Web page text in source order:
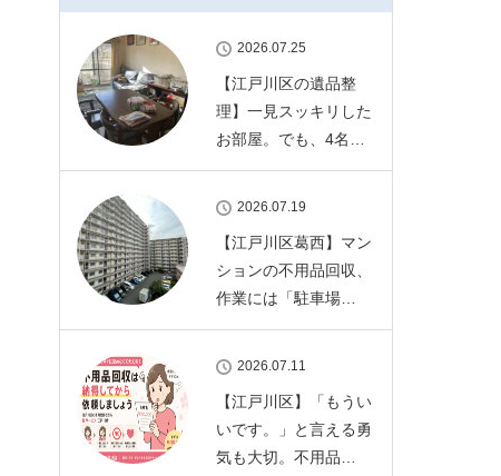
2026.07.25
【江戸川区の遺品整
理】一見スッキリした
お部屋。でも、4名…
2026.07.19
【江戸川区葛西】マン
ションの不用品回収、
作業には「駐車場…
2026.07.11
【江戸川区】「もうい
いです。」と言える勇
気も大切。不用品…